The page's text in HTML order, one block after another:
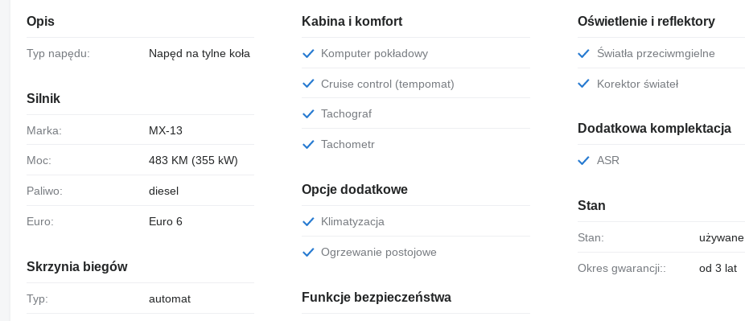
Opis
Typ napędu: Napęd na tylne koła
Silnik
Marka: MX-13
Moc: 483 KM (355 kW)
Paliwo: diesel
Euro: Euro 6
Skrzynia biegów
Typ: automat
Kabina i komfort
Komputer pokładowy
Cruise control (tempomat)
Tachograf
Tachometr
Opcje dodatkowe
Klimatyzacja
Ogrzewanie postojowe
Funkcje bezpieczeństwa
Oświetlenie i reflektory
Światła przeciwmgielne
Korektor świateł
Dodatkowa komplektacja
ASR
Stan
Stan: używane
Okres gwarancji:: od 3 lat